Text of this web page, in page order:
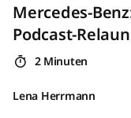
Mercedes-
Podcast-
2 Minuten
Lena Herrmann